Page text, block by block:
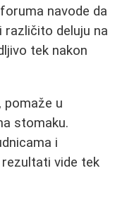
navode da
deluju na
tek nakon
pomaže u
stomaku.
i
rezultati vide tek